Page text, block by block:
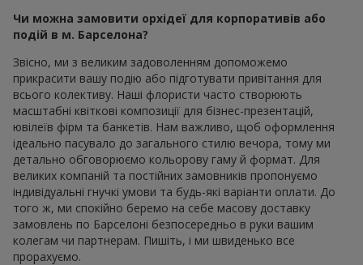
Чи можна замовити орхідеї для корпоративів або
подій в м. Барселона?
Звісно, ми з великим задоволенням допоможемо
прикрасити вашу подію або підготувати привітання для
всього колективу. Наші флористи часто створюють
масштабні квіткові композиції для бізнес-презентацій,
ювілеїв фірм та банкетів. Нам важливо, щоб оформлення
ідеально пасувало до загального стилю вечора, тому ми
детально обговорюємо кольорову гаму й формат. Для
великих компаній та постійних замовників пропонуємо
індивідуальні гнучкі умови та будь-які варіанти оплати. До
того ж, ми спокійно беремо на себе масову доставку
замовлень по Барселоні безпосередньо в руки вашим
колегам чи партнерам. Пишіть, і ми швиденько все
прорахуємо.